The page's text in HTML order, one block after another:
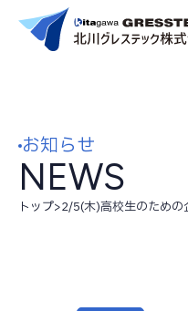
北川グレステックについ
事業内容
お知らせ
NEWS
トップ>2/5(木)高校生のための